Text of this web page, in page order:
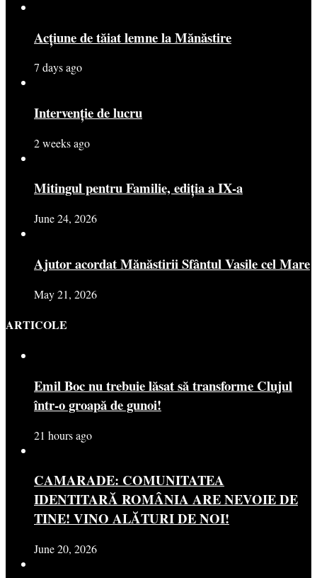
Acțiune de tăiat lemne la Mănăstire
7 days ago
Intervenție de lucru
2 weeks ago
Mitingul pentru Familie, ediția a IX-a
June 24, 2026
Ajutor acordat Mănăstirii Sfântul Vasile cel Mare
May 21, 2026
ARTICOLE
Emil Boc nu trebuie lăsat să transforme Clujul
într-o groapă de gunoi!
21 hours ago
CAMARADE: COMUNITATEA
IDENTITARĂ ROMÂNIA ARE NEVOIE DE
TINE! VINO ALĂTURI DE NOI!
June 20, 2026